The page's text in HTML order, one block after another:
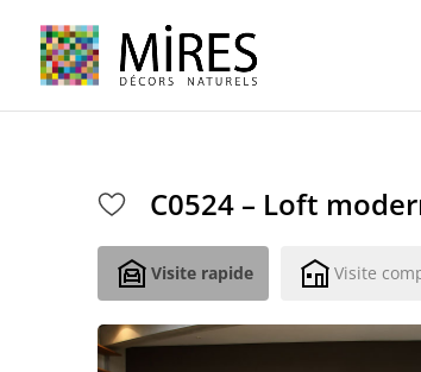
C0524 – Loft
Visite rapide Visite